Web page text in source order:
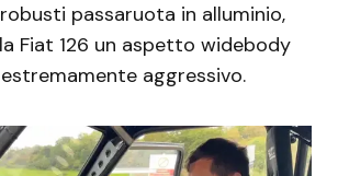
passaruota in alluminio,
Fiat 126 un aspetto widebody
aggressivo.